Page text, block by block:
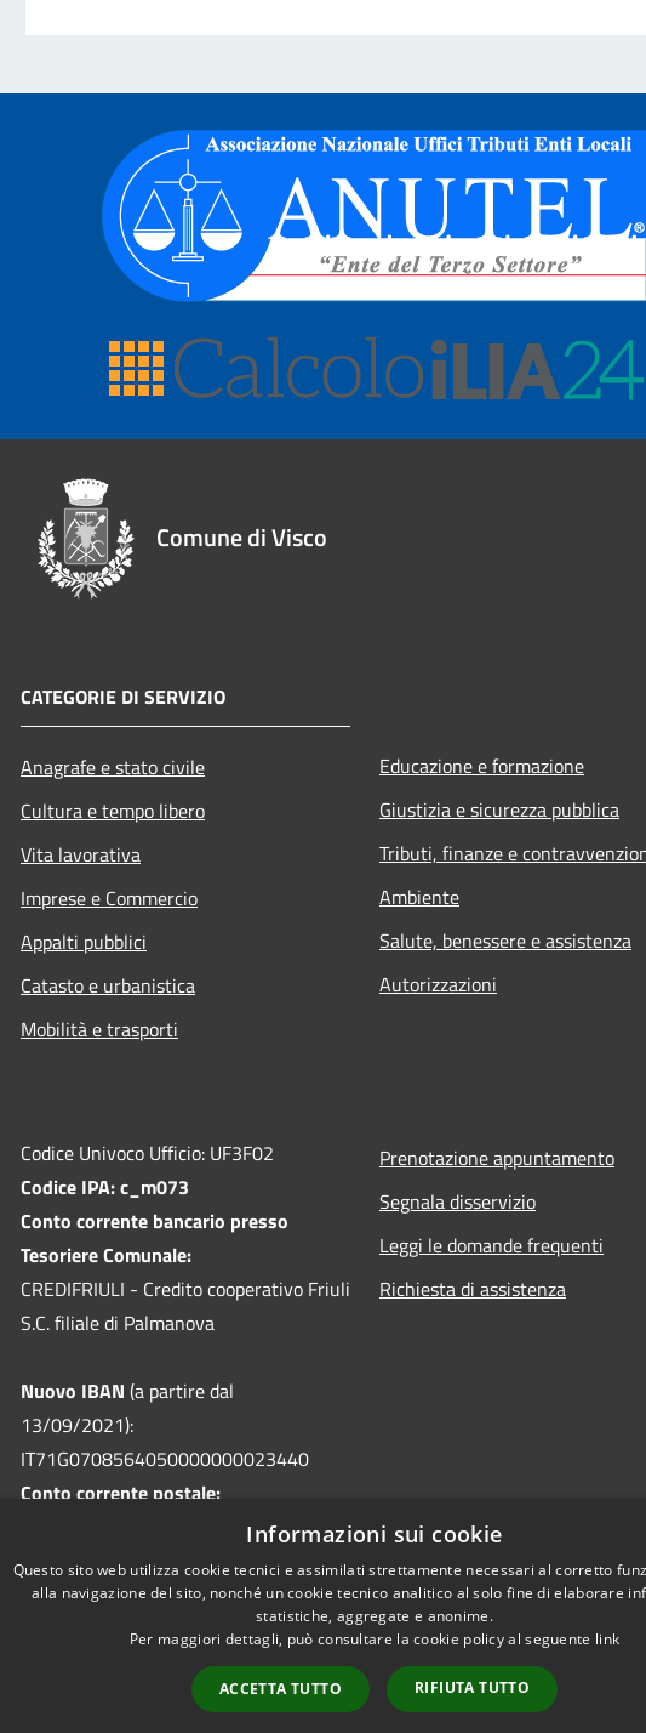
Comune di Visco
CATEGORIE DI SERVIZIO
Anagrafe e stato civile
Cultura e tempo libero
Vita lavorativa
Imprese e Commercio
Appalti pubblici
Catasto e urbanistica
Mobilità e trasporti
Educazione e formazione
Giustizia e sicurezza pubblica
Tributi, finanze e
Ambiente
Salute, benessere e assistenza
Autorizzazioni
Codice Univoco Ufficio: UF3F02
Codice IPA: c_m073
Conto corrente bancario presso
Tesoriere Comunale:
CREDIFRIULI - Credito cooperativo Friuli
S.C. filiale di Palmanova
Nuovo IBAN (a partire dal
13/09/2021):
IT71G0708564050000000023440
Conto corrente postale:
Comune di Visco - Servizio Tesoreria
Prenotazione appuntamento
Segnala disservizio
Leggi le domande frequenti
Richiesta di assistenza
Copyright © 2026 •
Informazioni sui cookie
Questo sito web utilizza cookie tecnici e assimilati strettamente necessari al corretto
alla navigazione del sito, nonché un cookie tecnico analitico al solo fine di elaborare
statistiche, aggregate e anonime.
Per maggiori dettagli, può consultare la cookie policy al seguente link
ACCETTA TUTTO RIFIUTA TUTTO